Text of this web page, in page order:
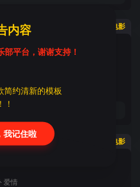
电影
宿
电影
爱情
内容
平台，谢谢支持！
简约清新的模板
我记住啦